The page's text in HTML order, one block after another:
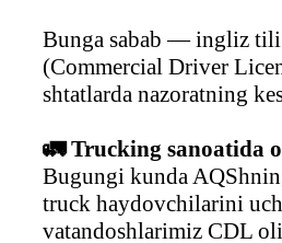
Bunga sabab — ingliz
(Commercial Driver
shtatlarda nazoratning
🚛 Trucking sanoatida
Bugungi kunda
truck haydovchilarini
vatandoshlarimiz CDL